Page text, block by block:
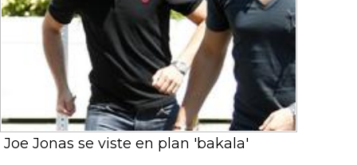
Joe Jonas se viste en plan 'bakala'